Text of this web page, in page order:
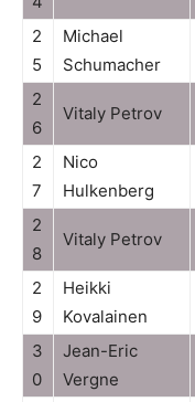
2
5
Michael
Schumacher
2
6
Vitaly Petrov
2
7
Nico
Hulkenberg
2
8
Vitaly Petrov
2
9
Heikki
Kovalainen
3
0
Jean-Eric
Vergne